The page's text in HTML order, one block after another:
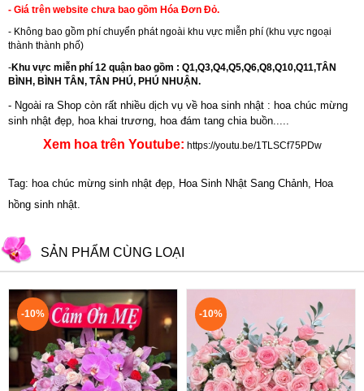
- Giá trên website chưa bao gồm Hóa Đơn Đỏ.
- Không bao gồm phí chuyển phát ngoài khu vực miễn phí (khu vực ngoại
thành thành phố)
-Khu vực miễn phí 12 quận bao gồm : Q1,Q3,Q4,Q5,Q6,Q8,Q10,Q11,TÂN
BÌNH, BÌNH TÂN, TÂN PHÚ, PHÚ NHUẬN.
- Ngoài ra Shop còn rất nhiều dịch vụ về hoa sinh nhật : hoa chúc mừng
sinh nhật đẹp, hoa khai trương hoa đám tang chia buồn.....
Xem hoa trên Youtube: https://youtu.be/1TLSCf75PDw
Tag: hoa chúc mừng sinh nhật đẹp, Hoa Sinh Nhật Sang Chảnh, Hoa
hồng sinh nhật.
SẢN PHẨM CÙNG LOẠI
-10% -10%